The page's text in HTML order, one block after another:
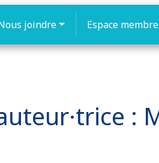
joindre Espace membre
: